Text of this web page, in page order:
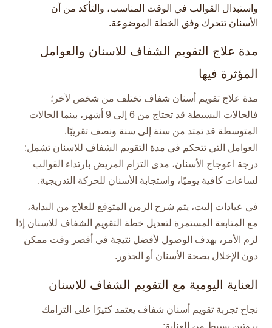
واستبدال القوالب في الوقت المناسب، والتأكد من أن
الأسنان تتحرك وفق الخطة الموضوعة.​
مدة علاج التقويم الشفاف للاسنان والعوامل
المؤثرة فيها
مدة علاج تقويم أسنان شفاف تختلف من شخص لآخر؛
فالحالات البسيطة قد تحتاج من 6 إلى 9 أشهر، بينما الحالات
المتوسطة قد تمتد من سنة إلى سنة ونصف تقريبًا.​
العوامل التي تتحكم في مدة التقويم الشفاف للاسنان تشمل:
درجة اعوجاج الأسنان، مدى التزام المريض بارتداء القوالب
لساعات كافية يوميًا، واستجابة الأسنان للحركة التدريجية.​
في عيادات إليت، يتم شرح الزمن المتوقع للعلاج من البداية،
مع المتابعة المستمرة لتعديل خطة التقويم الشفاف للاسنان إذا
لزم الأمر، بهدف الوصول لأفضل نتيجة في أقصر وقت ممكن
دون الإخلال بصحة الأسنان أو الجذور.​
العناية اليومية مع التقويم الشفاف للاسنان
نجاح تجربة تقويم أسنان شفاف يعتمد كثيرًا على التزامك
بروتين بسيط من العناية: